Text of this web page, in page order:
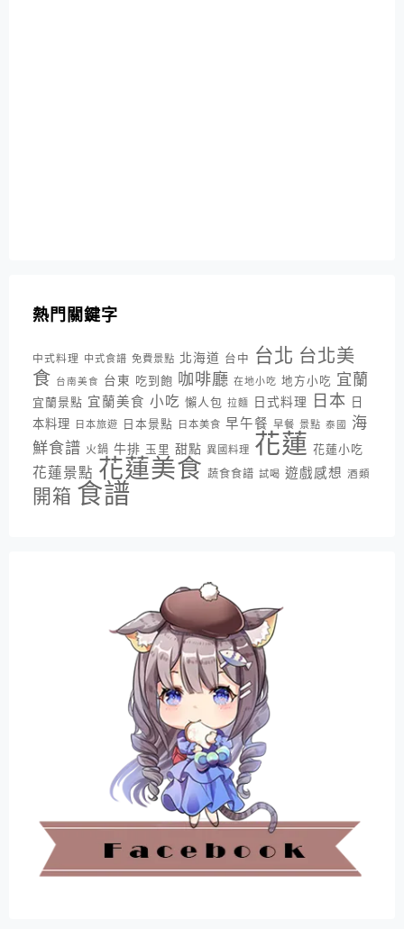
熱門關鍵字
中式料理 中式食譜 免費景點 北海道 台中 台北 台北美
食 台南美食 台東 吃到飽 咖啡廳 在地小吃 地方小吃 宜蘭
宜蘭景點 宜蘭美食 小吃 懶人包 拉麵 日式料理 日本 日
本料理
日本旅遊 日本景點 日本美食 早午餐 早餐 景點 泰國
海
鮮食譜 火鍋 牛排 玉里 甜點 異國料理 花蓮 花蓮小吃
花蓮景點 花蓮美食 蔬食食譜 試喝 遊戲感想 酒類
開箱 食譜